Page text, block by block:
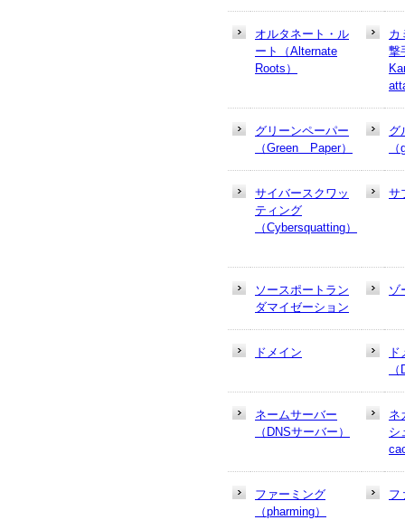
オルタネート・ル
ート（Alternate
Roots）
カ
撃
グリーンペーパー
（Green Paper）
グ
サイバースクワッ
ティング
（Cybersquatting）
サ
ソースポートラン
ダマイゼーション
ゾ
ドメイン
ネームサーバー
（DNSサーバー）
ネ
シ
ファーミング
（pharming）
フ